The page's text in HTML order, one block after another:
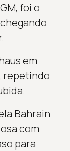
foi o
em
repetindo
Bahrain
com
para